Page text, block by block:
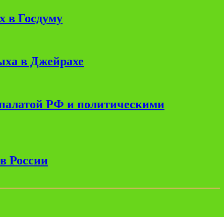
в Госдуму
в Джейрахе
РФ и политическими
России